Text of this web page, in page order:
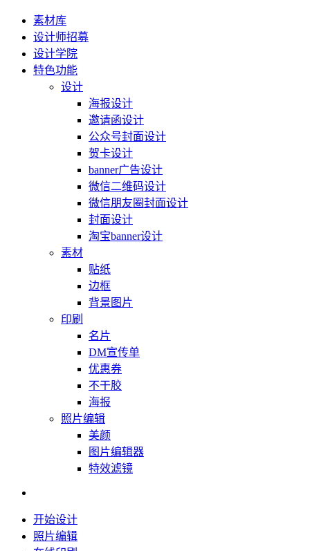
素材库
设计师招募
设计学院
特色功能
设计
海报设计
邀请函设计
公众号封面设计
贺卡设计
banner广告设计
微信二维码设计
微信朋友圈封面设计
封面设计
淘宝banner设计
素材
贴纸
边框
背景图片
印刷
名片
DM宣传单
优惠券
不干胶
海报
照片编辑
美颜
图片编辑器
特效滤镜
开始设计
照片编辑